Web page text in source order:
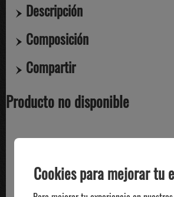
Descripción
Composición
Compartir
Producto no disponible
Cookies para mejorar tu